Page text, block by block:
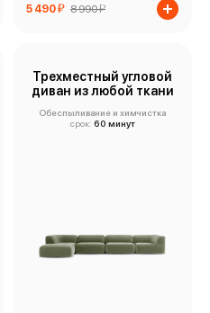
5 490й 8 990й
Трехместный угловой
диван из любой ткани
Обеспыливание и химчистка
срок: 60 минут